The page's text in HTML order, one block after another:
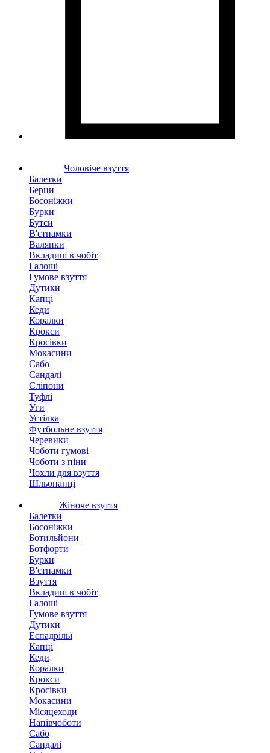
Чоловіче взуття
Балетки
Берци
Босоніжки
Бурки
Бутси
В'єтнамки
Валянки
Вкладиш в чобіт
Галоші
Гумове взуття
Дутики
Капці
Кеди
Коралки
Крокси
Кросівки
Мокасини
Сабо
Сандалі
Сліпони
Туфлі
Уги
Устілка
Футбольне взуття
Черевики
Чоботи гумові
Чоботи з піни
Чохли для взуття
Шльопанці
Жіноче взуття
Балетки
Босоніжки
Ботильйони
Ботфорти
Бурки
В'єтнамки
Взуття
Вкладиш в чобіт
Галоші
Гумове взуття
Дутики
Еспадрільї
Капці
Кеди
Коралки
Крокси
Кросівки
Мокасини
Місяцеходи
Напівчоботи
Сабо
Сандалі